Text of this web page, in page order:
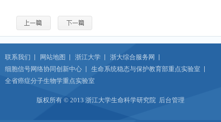
联系我们 网站地图 浙江大学
浙大综合服务网
细胞信号网络协同创新中心
生命系统稳态与保护教育部重点实验室
全省癌症分子生物学重点实验室
版权所有 © 2013 浙江大学生命科学研究院 后台管理